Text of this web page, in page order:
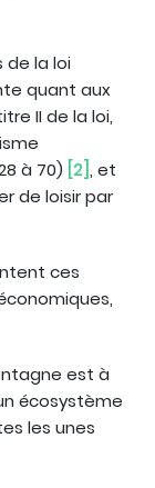
la loi
quant aux
II de la loi,
à 70) [2] , et
de loisir par
ces
est à
écosystème
les unes